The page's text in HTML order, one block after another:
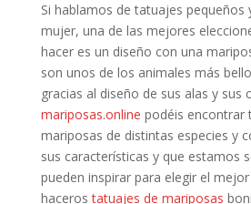
Si hablamos de tatuajes pequeños
mujer, una de las mejores
hacer es un diseño con una
son unos de los animales más
gracias al diseño de sus alas y sus
mariposas.online podéis encontrar
mariposas de distintas especies y
sus características y que estamos
pueden inspirar para elegir el
hacerostatuajes de mariposas